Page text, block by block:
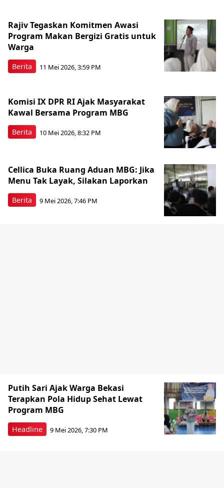
Berita
Rajiv Tegaskan Komitmen Awasi
Program Makan Bergizi Gratis untuk
Warga
11 Mei 2026, 3:59 PM
Berita
Komisi IX DPR RI Ajak Masyarakat
Kawal Bersama Program MBG
10 Mei 2026, 8:32 PM
Berita
Cellica Buka Ruang Aduan MBG: Jika
Menu Tak Layak, Silakan Laporkan
9 Mei 2026, 7:46 PM
Headline
Putih Sari Ajak Warga Bekasi
Terapkan Pola Hidup Sehat Lewat
Program MBG
9 Mei 2026, 7:30 PM